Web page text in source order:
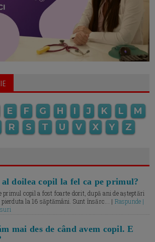
E F G H I J K L
M
R S T U V X Y Z
doilea copil la fel ca pe primul?
primul copil a fost foarte dorit, după ani de așteptări
la 16 săptămâni. Sunt însărc... | Raspunde |
mai des de când avem copil. E